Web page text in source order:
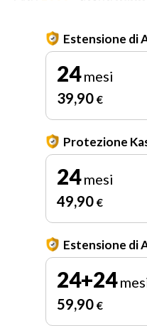
Estensione di
24mesi
39,90 €
Protezione
24mesi
49,90 €
Estensione di
24+24
59,90 €